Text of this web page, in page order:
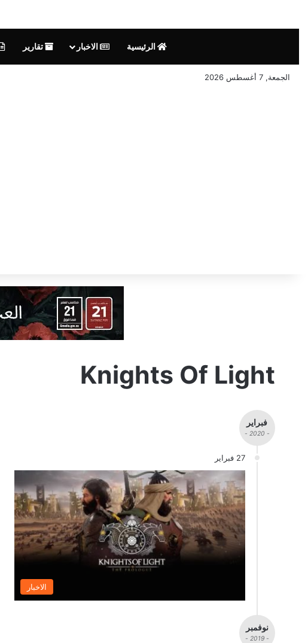
الرئيسية الاخبار تقارير
الجمعة, 7 أغسطس 2026
Knights Of Light
فبراير
- 2020 -
27 فبراير
الاخبار
نوفمبر
- 2019 -